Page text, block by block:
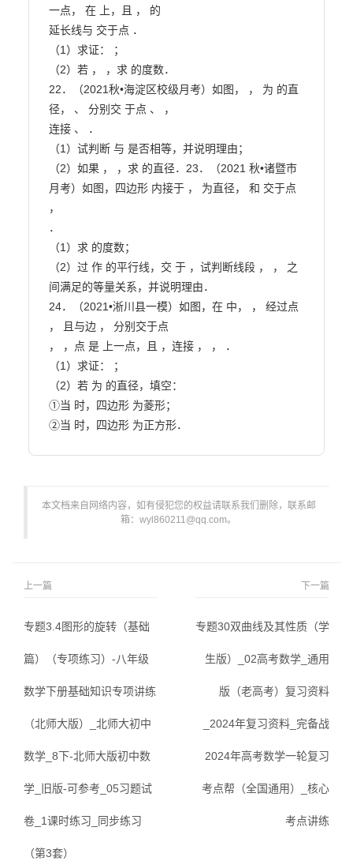
一点， 在 上，且 ， 的
延长线与 交于点 ．
（1）求证： ；
（2）若 ， ，求 的度数．
22．（2021秋•海淀区校级月考）如图， ， 为 的直
径， 、 分别交 于点 、 ，
连接 、 ．
（1）试判断 与 是否相等，并说明理由；
（2）如果 ， ，求 的直径．23．（2021 秋•诸暨市
月考）如图，四边形 内接于 ， 为直径， 和 交于点
，
．
（1）求 的度数；
（2）过 作 的平行线，交 于 ，试判断线段 ， ， 之
间满足的等量关系，并说明理由．
24．（2021•淅川县一模）如图，在 中， ， 经过点
， 且与边 ， 分别交于点
， ，点 是 上一点，且 ，连接 ， ， ．
（1）求证： ；
（2）若 为 的直径，填空：
①当 时，四边形 为菱形；
②当 时，四边形 为正方形．
本文档来自网络内容，如有侵犯您的权益请联系我们删除，联系邮
箱：wyl860211@qq.com。
上一篇
专题3.4图形的旋转（基础
篇）（专项练习）-八年级
数学下册基础知识专项讲练
（北师大版）_北师大初中
数学_8下-北师大版初中数
学_旧版-可参考_05习题试
卷_1课时练习_同步练习
（第3套）
下一篇
专题30双曲线及其性质（学
生版）_02高考数学_通用
版（老高考）复习资料
_2024年复习资料_完备战
2024年高考数学一轮复习
考点帮（全国通用）_核心
考点讲练